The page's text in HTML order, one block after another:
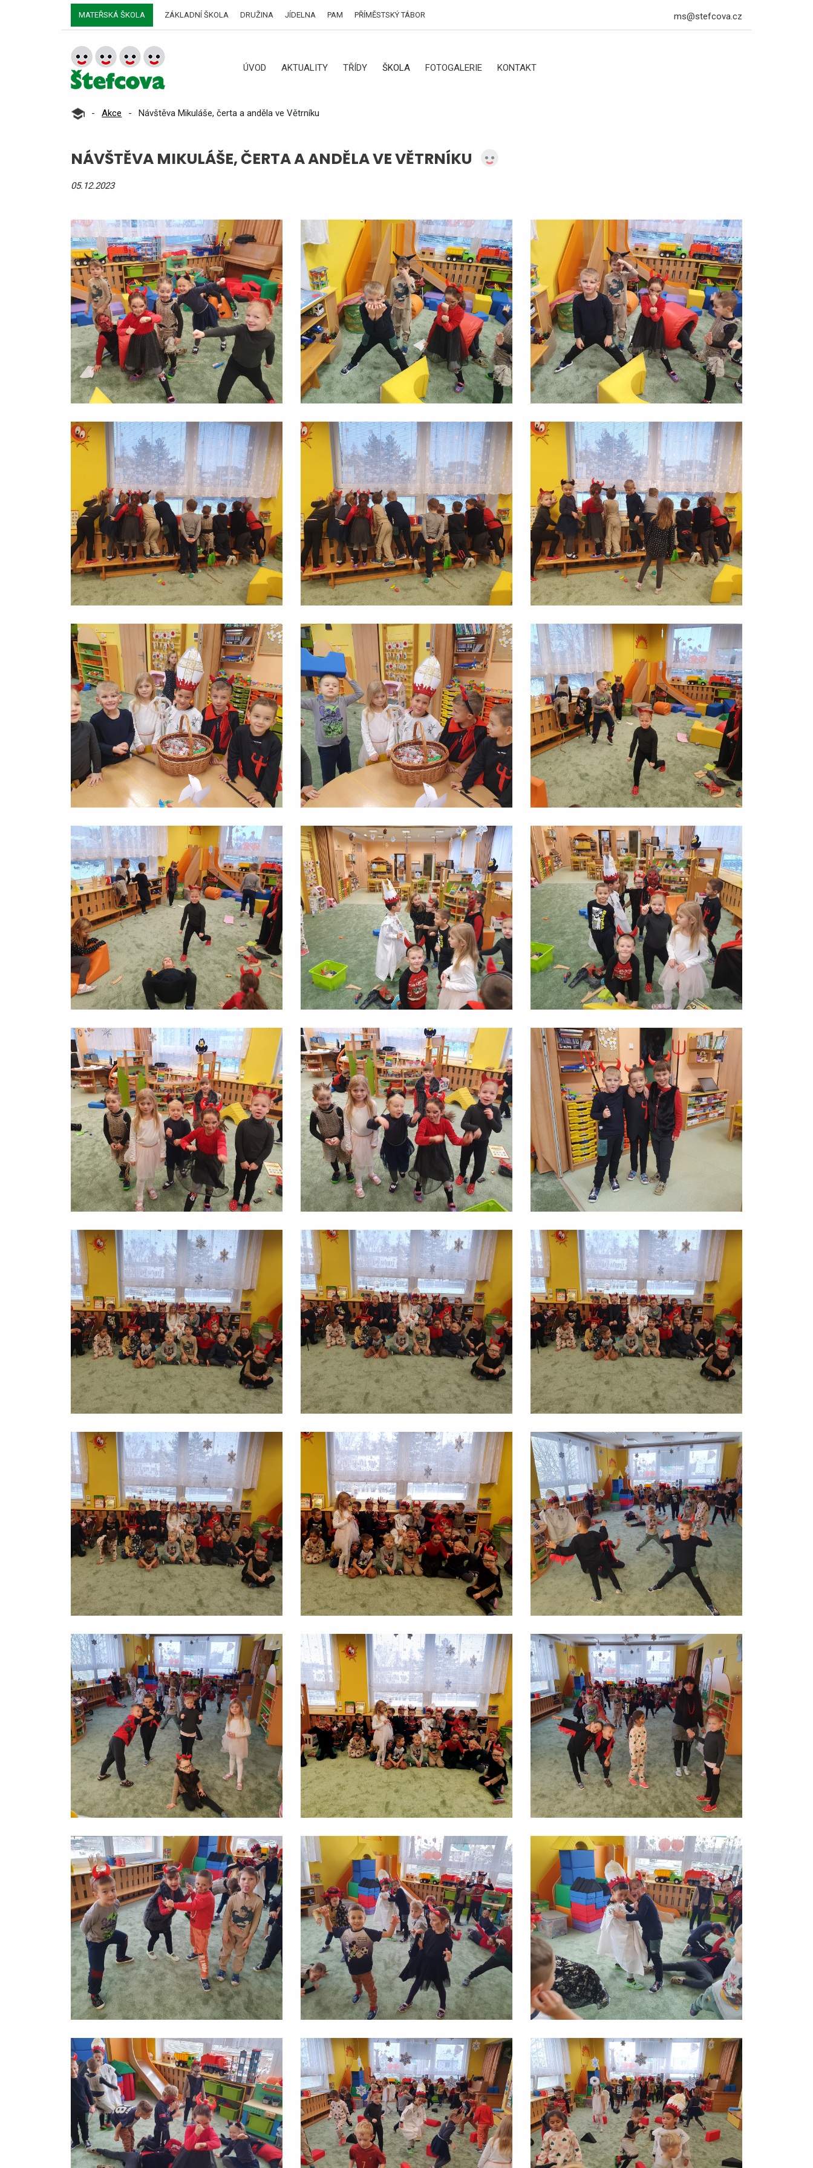
MATEŘSKÁ ŠKOLA ZÁKLADNÍ ŠKOLA DRUŽINA JÍDELNA PAM PŘÍMĚSTSKÝ TÁBOR ms@stefcova.cz
ÚVOD AKTUALITY TŘÍDY ŠKOLA FOTOGALERIE KONTAKT
- Akce - Návštěva Mikuláše, čerta a anděla ve Větrníku
NÁVŠTĚVA MIKULÁŠE, ČERTA A ANDĚLA VE VĚTRNÍKU
05.12.2023